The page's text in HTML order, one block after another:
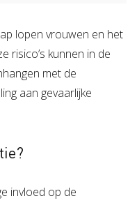
lopen vrouwen en het
risico’s kunnen in de
met de
aan gevaarlijke
invloed op de